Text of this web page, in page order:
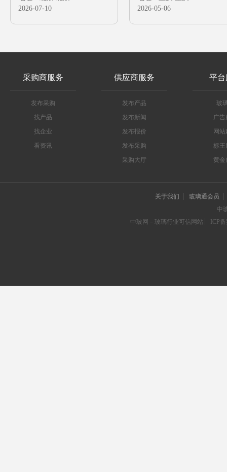
2026-07-10
2026-05-06
采购商服务
发布采购
找产品
找企业
看资讯
供应商服务
发布产品
发布新闻
发布报价
发布采购
采购大厅
平
玻
广告
网
标王
黄金
关于我们
玻璃通会员
中
中玻网－玻璃行业可信网站
ICP